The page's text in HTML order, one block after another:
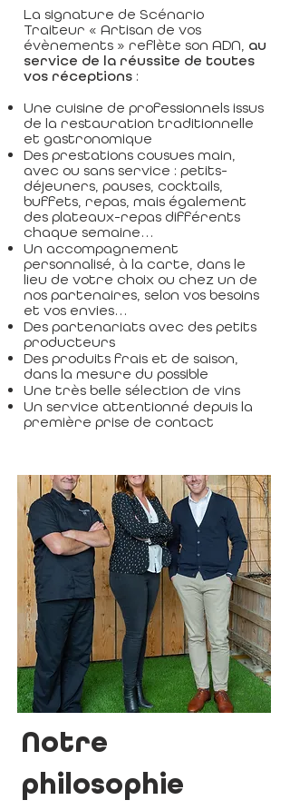
La signature de Scénario
Traiteur « Artisan de vos
évènements » reflète son ADN, au
service de la réussite de toutes
vos réceptions :
Une cuisine de professionnels issus
de la restauration traditionnelle
et gastronomique
Des prestations cousues main,
avec ou sans service : petits-
déjeuners, pauses, cocktails,
buffets, repas, mais également
des plateaux-repas différents
chaque semaine…
Un accompagnement
personnalisé, à la carte, dans le
lieu de votre choix ou chez un de
nos partenaires, selon vos besoins
et vos envies…
Des partenariats avec des petits
producteurs
Des produits frais et de saison,
dans la mesure du possible
Une très belle sélection de vins
Un service attentionné depuis la
première prise de contact
Notre
philosophie